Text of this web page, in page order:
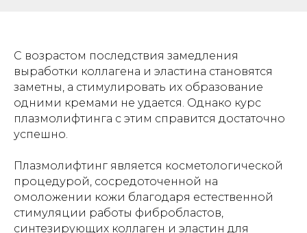
С возрастом последствия замедления
выработки коллагена и эластина становятся
заметны, а стимулировать их образование
одними кремами не удается. Однако курс
плазмолифтинга с этим справится достаточно
успешно.
Плазмолифтинг является косметологической
процедурой, сосредоточенной на
омоложении кожи благодаря естественной
стимуляции работы фибробластов,
синтезирующих коллаген и эластин для